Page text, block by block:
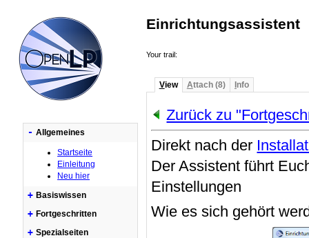
Einrichtungsassistent
Your trail:
View Attach (8) Info
Zurück zu
Direkt nach der
Der Assistent führt
Einstellungen
Wie es sich gehört
- Allgemeines
Startseite
Einleitung
Neu hier
+ Basiswissen
+ Fortgeschritten
+ Spezialseiten